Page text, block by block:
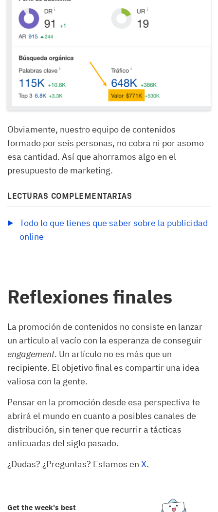
Obviamente, nuestro equipo de contenidos
formado por seis personas, no cobra ni por asomo
esa cantidad. Así que ahorramos algo en el
presupuesto de marketing.
LECTURAS COMPLEMENTARIAS
Todo lo que tienes que saber sobre la publicidad
online
Reflexiones finales
La promoción de contenidos no consiste en lanzar
un artículo al vacío con la esperanza de conseguir
engagement. Un artículo no es más que un
recipiente. El objetivo final es compartir una idea
valiosa con la gente.
Pensar en la promoción desde esa perspectiva te
abrirá el mundo en cuanto a posibles canales de
distribución, sin tener que recurrir a tácticas
anticuadas del siglo pasado.
¿Dudas? ¿Preguntas? Estamos en X.
Get the week's best